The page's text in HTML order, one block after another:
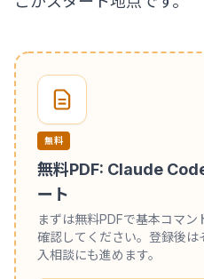
無料
無料PDF: Claude
ート
まずは無料PDFで基本コマ
確認してください。登録後
入相談にも進めます。